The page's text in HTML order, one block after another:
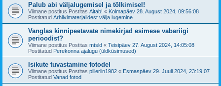
Palub abi väljalugemisel ja tõlkimisel!
Viimane postitus Postitas Aitab! « Kolmapäev 28. August 2024, 09:56:08
Postitatud Arhiivimaterjalidest välja lugemine
Vanglas kinnipeetavate nimekirjad esimese vabariigi
perioodist?
Viimane postitus Postitas mtsld « Teisipäev 27. August 2024, 14:05:08
Postitatud Perekonna ajalugu (üldküsimused)
Isikute tuvastamine fotodel
Viimane postitus Postitas pilleriin1982 « Esmaspäev 29. Juuli 2024, 23:19:07
Postitatud Vanad fotod